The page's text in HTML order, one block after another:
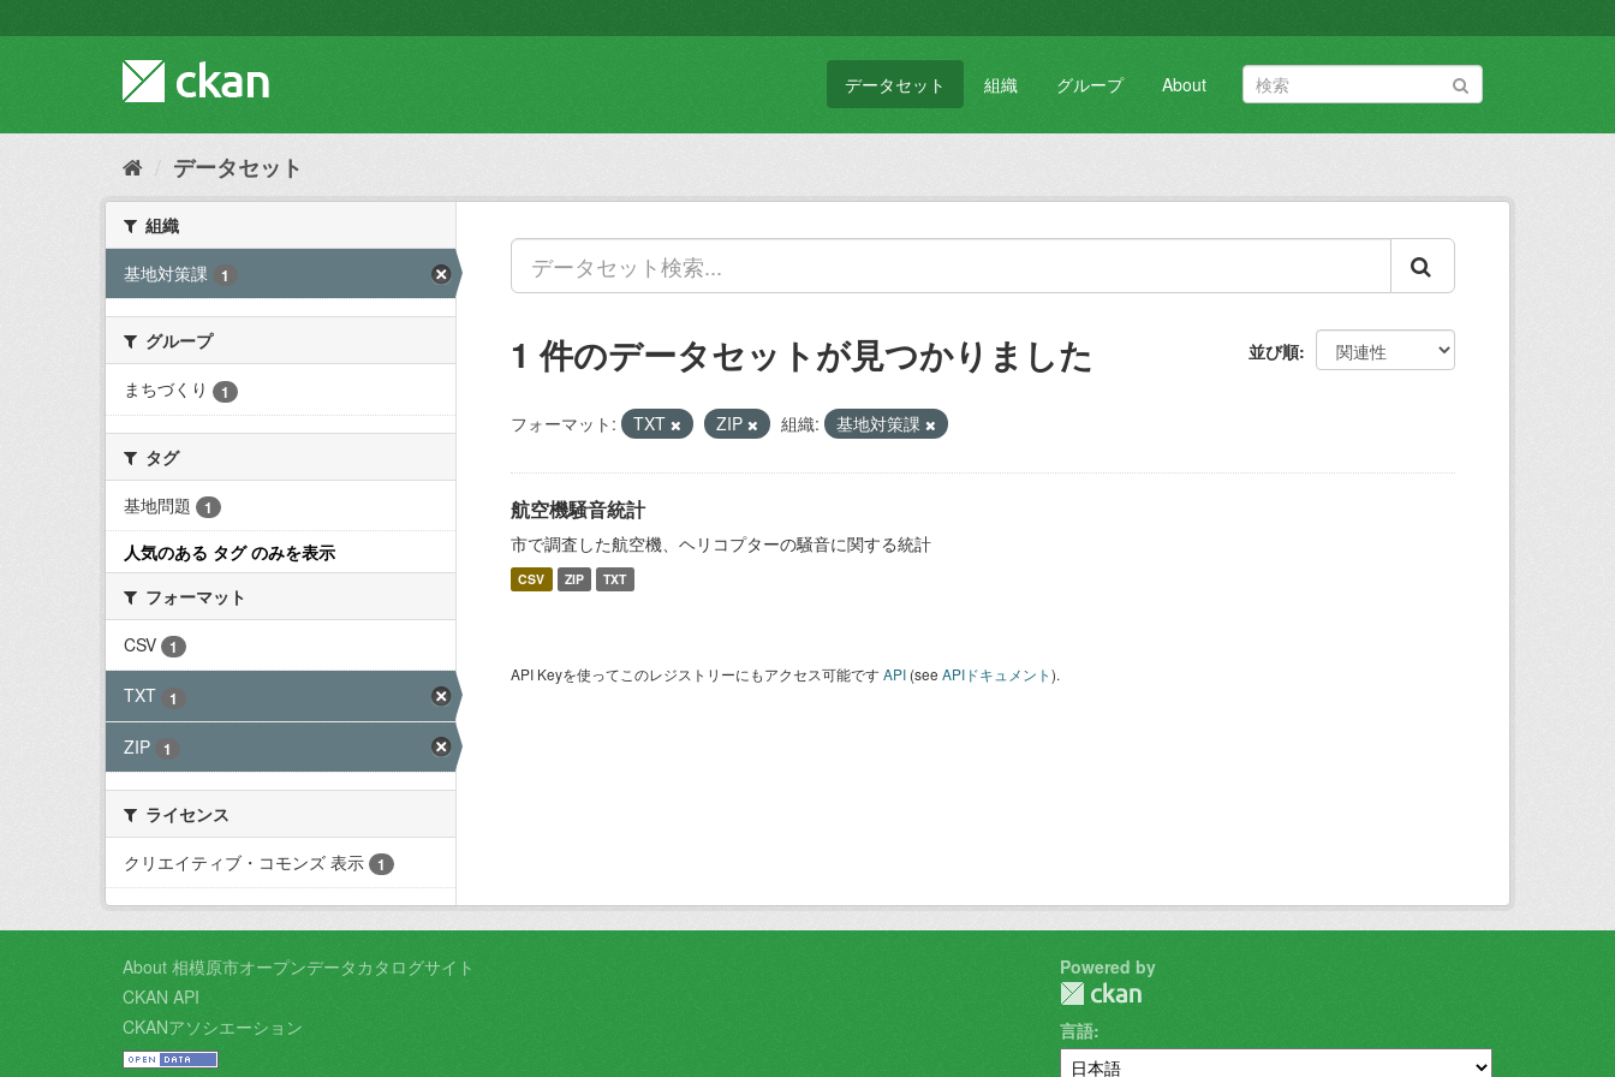
キ
て
データセット 組織 グループ About
データセット
組織
基地対策課
1
グループ
まちづくり
1
タグ
基地問題
1
人気のある タグ のみを表示
フォーマット
CSV
1
TXT 1
ZIP 1
ライセンス
クリエイティブ・コモンズ 表示
1
並び順
1 件のデータセットが見つかりました
フォーマット: TXT ZIP 組織: 基地対策課
航空機騒音統計
市で調査した航空機、ヘリコプターの騒音に関する統計
CSV ZIP TXT
API Keyを使ってこのレジストリーにもアクセス可能ですAPI (see APIドキュメント).
About 相模原市オープンデータカタログサイト
CKAN API
CKANアソシエーション
Powered by
言語